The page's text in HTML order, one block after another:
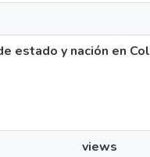
estado y nación en
views